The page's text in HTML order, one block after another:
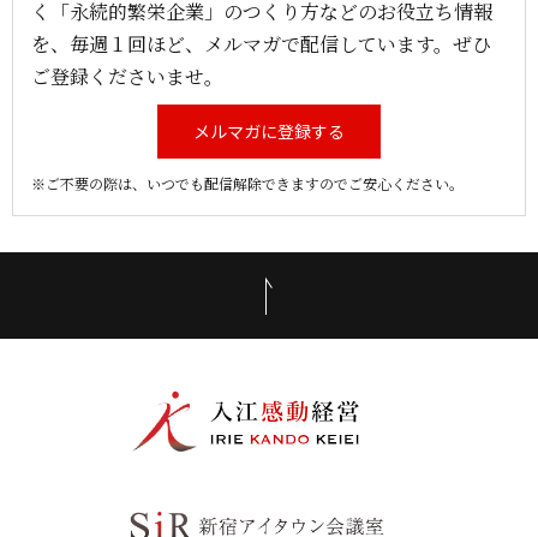
く「永続的繁栄企業」のつくり方などのお役立ち情報
を、毎週１回ほど、メルマガで配信しています。ぜひ
ご登録くださいませ。
メルマガに登録する
※ご不要の際は、いつでも配信解除できますのでご安心ください。